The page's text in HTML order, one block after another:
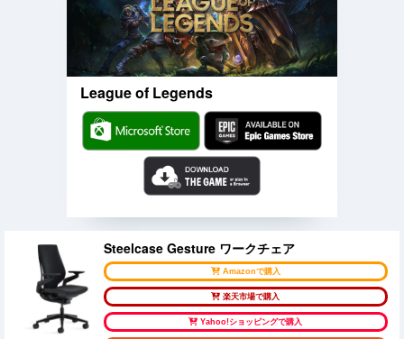
League of Legends
Steelcase Gesture ワークチェア
Amazonで購入
楽天市場で購入
Yahoo!ショッピングで購入